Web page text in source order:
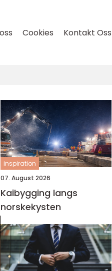
Cookies Kontakt Oss
inspiration
07. August 2026
Kaibygging langs
norskekysten